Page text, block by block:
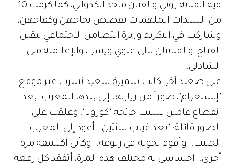
فيه الفنانة روبي والفنان ماجد الكدواني، كما كرمت 10
من السيدات الملهمات بقصص نجاحهن وكفاحهن،
وشاركت في التكريم وزيرة التضامن الاجتماعي نيڤين
القباج، والفنانتان ليلى علوي ويسرا، والإعلامية منى
الشاذلي.
على صعيد آخر، كانت سميرة سعيد نشرت عبر موقع
"إنستغرام"، صوراً من زيارتها إلى بلدها المغرب، بعد
انقطاع عامين بسبب جائحة "كورونا"، وعلقت على
الصور قائلة: "بعد غياب سنتين.. أعود إلى المغرب
الحبيب.. وأقوم بجولة في ربوعه.. وكأني أكتشفه مرة
أخرى.. إحساسي به مختلف هذه المرة، أتفقد كل رقعة